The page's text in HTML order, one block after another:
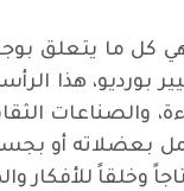
كل ما يتعلق
هذا
والصناعات
بعضلاته أو
وخلقاً للأفكار